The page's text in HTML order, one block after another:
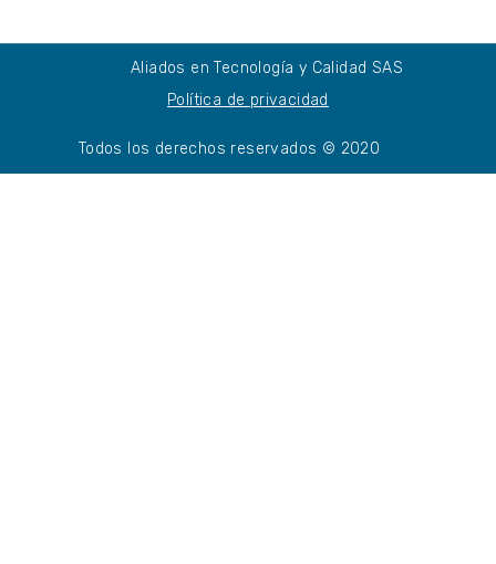
Aliados en Tecnología y Calidad SAS
Política de privacidad
Todos los derechos reservados © 2020